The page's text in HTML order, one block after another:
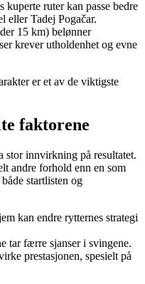
ruter kan passe bedre
eller Tadej Pogačar.
15 km) belønner
krever utholdenhet og evne
er et av de viktigste
faktorene
stor innvirkning på resultatet.
andre forhold enn en som
startlisten og
kan endre rytternes strategi
tar færre sjanser i svingene.
prestasjonen, spesielt på